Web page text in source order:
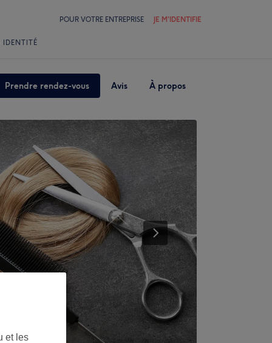
POUR VOTRE ENTREPRISE JE M'IDENTIFIE
IDENTITÉ
Prendre rendez-vous Avis À propos
et les